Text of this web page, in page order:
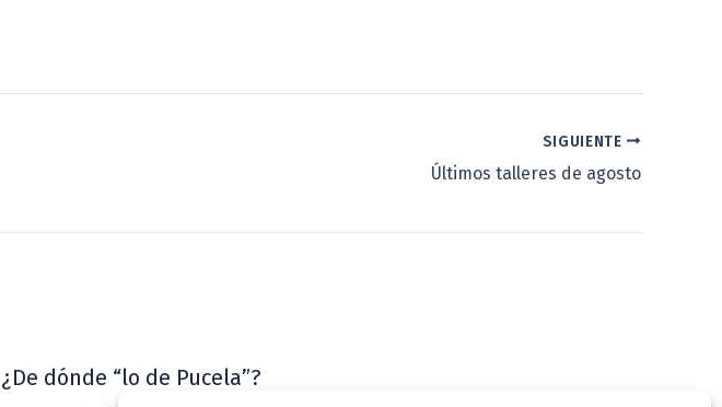
SIGUIENTE
Últimos talleres de agosto
¿De dónde “lo de Pucela”?